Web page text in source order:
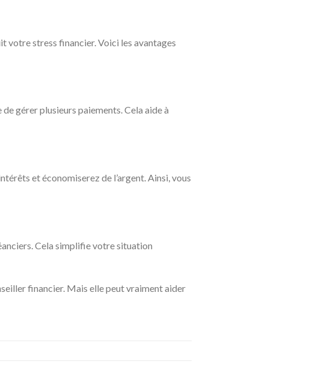
votre stress financier. Voici les avantages
gérer plusieurs paiements. Cela aide à
et économiserez de l’argent. Ainsi, vous
Cela simplifie votre situation
financier. Mais elle peut vraiment aider